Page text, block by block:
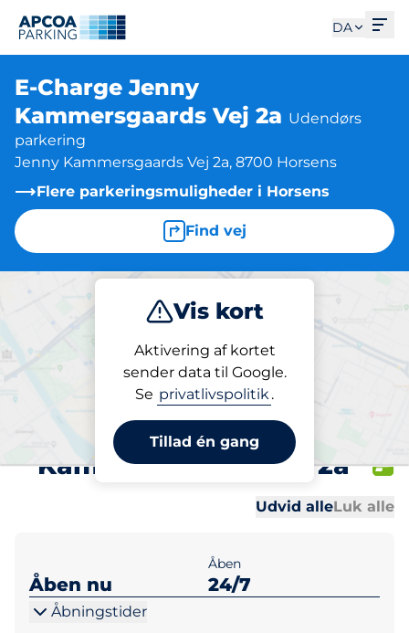
DA
E-Charge Jenny
Kammersgaards Vej 2a Udendørs
parkering
Jenny Kammersgaards Vej 2a, 8700 Horsens
Flere parkeringsmuligheder i Horsens
Find vej
Vis kort
Aktivering af kortet
sender data til Google.
Se privatlivspolitik.
Tillad én gang
Opladning
Opladning på stedet
E-Charge Jenny
Kammersgaards Vej 2a
Udvid alleLuk alle
Åben nu
Åben
24/7
Åbningstider